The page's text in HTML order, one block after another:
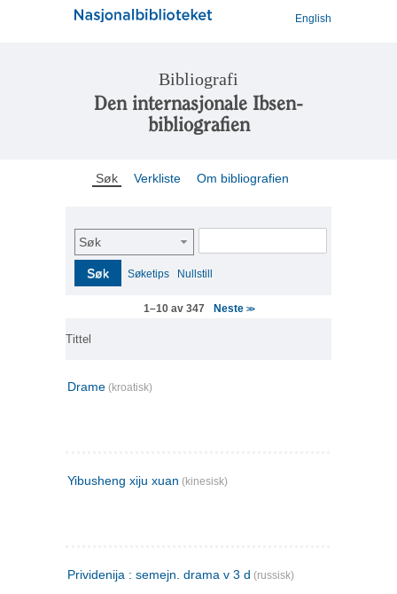
English
Bibliografi
Den internasjonale Ibsen-
bibliografien
Søk Verkliste Om bibliografien
Søk
Søk Søketips Nullstill
1–10 av 347 Neste >>
Tittel
Drame (kroatisk)
Yibusheng xiju xuan (kinesisk)
Prividenija : semejn. drama v 3 d (russisk)